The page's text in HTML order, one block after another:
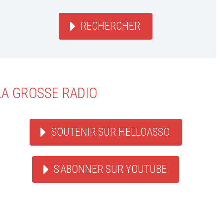
RECHERCHER
GROSSE RADIO
SOUTENIR SUR HELLOASSO
S'ABONNER SUR YOUTUBE